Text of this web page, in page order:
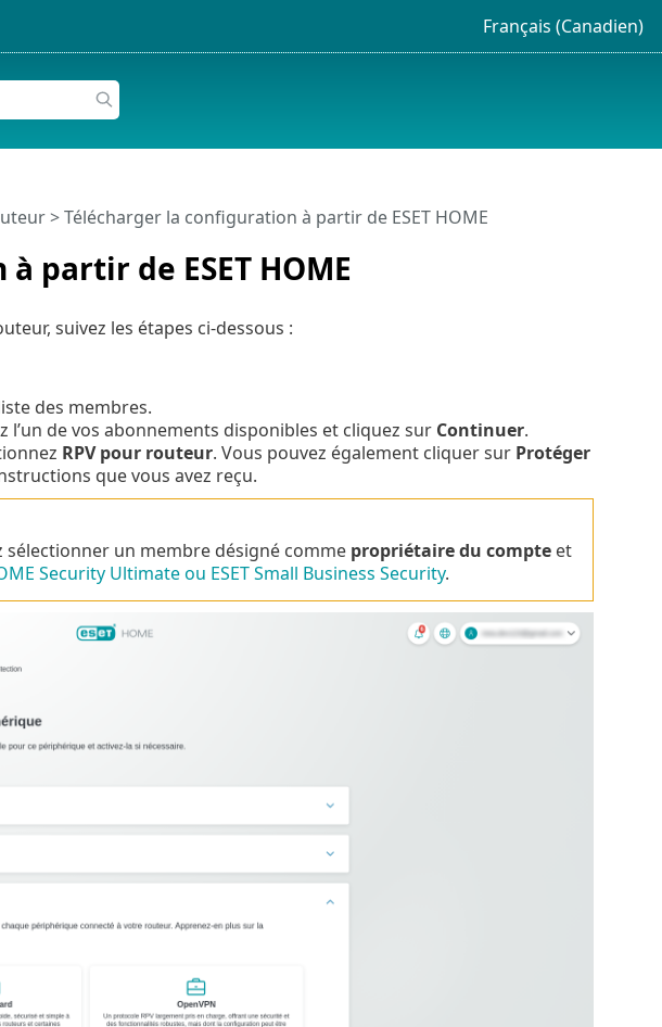
Français (Canadien)
partir de ESET HOME
> Télécharger la configuration à partir de ESET HOME
suivez les étapes ci-dessous :
des membres.
l’un de vos abonnements disponibles et cliquez sur Continuer.
RPV pour routeur. Vous pouvez également cliquer sur Protéger
que vous avez reçu.
sélectionner un membre désigné comme propriétaire du compteet
Security Ultimate ou ESET Small Business Security.